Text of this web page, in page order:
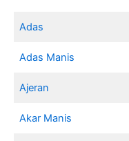
Adas
Adas Manis
Ajeran
Akar Manis